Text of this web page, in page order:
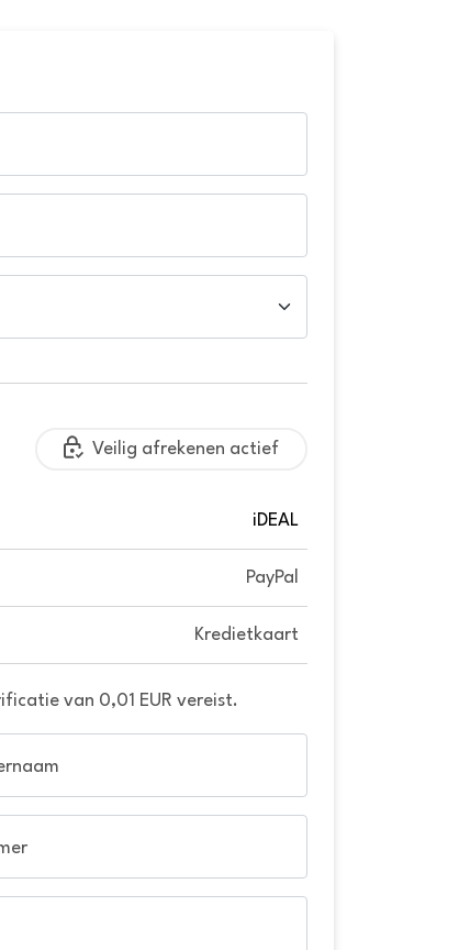
Veilig afrekenen actief
iDEAL
PayPal
Kredietkaart
van 0,01 EUR vereist.